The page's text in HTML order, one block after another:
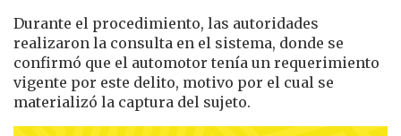
Durante el procedimiento, las autoridades
realizaron la consulta en el sistema, donde se
confirmó que el automotor tenía un requerimiento
vigente por este delito, motivo por el cual se
materializó la captura del sujeto.